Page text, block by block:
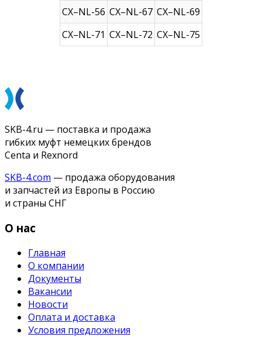
CX–NL-56 CX–NL-67 CX–NL-69
CX–NL-71 CX–NL-72 CX–NL-75
SKB-4.ru — поставка и продажа
гибких муфт немецких брендов
Centa и Rexnord
SKB-4.com — продажа оборудования
и запчастей из Европы в Россию
и страны СНГ
О нас
Главная
О компании
Документы
Вакансии
Новости
Оплата и доставка
Условия предложения